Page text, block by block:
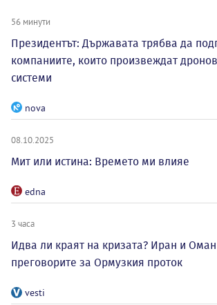
56 минути
Президентът: Държавата трябва да
компаниите, които произвеждат
системи
nova
08.10.2025
Мит или истина: Времето ми влияе
edna
3 часа
Идва ли краят на кризата? Иран и
преговорите за Ормузкия проток
vesti